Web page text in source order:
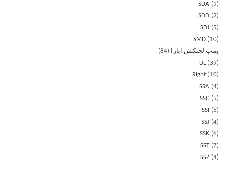
SDA
9
SDD 2
SDJ
5
SMD
10
پمپ لجنکش ابارا
84
DL 39
Right
10
SSA 4
SSC
5
SSI
5
SSJ 4
SSK 6
SST 7
SSZ 4